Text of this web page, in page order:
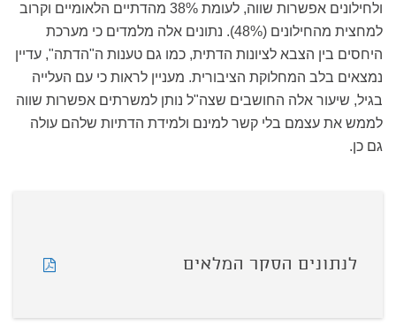
ולחילונים אפשרות שווה, לעומת 38% מהדתיים הלאומיים וקרוב
למחצית מהחילונים (48%). נתונים אלה מלמדים כי מערכת
היחסים בין הצבא לציונות הדתית, כמו גם טענות ה"הדתה", עדיין
נמצאים בלב המחלוקת הציבורית. מעניין לראות כי עם העלייה
בגיל, שיעור אלה החושבים שצה"ל נותן למשרתים אפשרות שווה
לממש את עצמם בלי קשר למינם ולמידת הדתיות שלהם עולה
גם כן.
לנתונים הסקר המלאים